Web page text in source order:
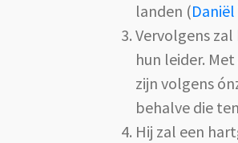
landen (Daniël
Vervolgens
hun leider.
zijn volgens
behalve die
Hij zal een